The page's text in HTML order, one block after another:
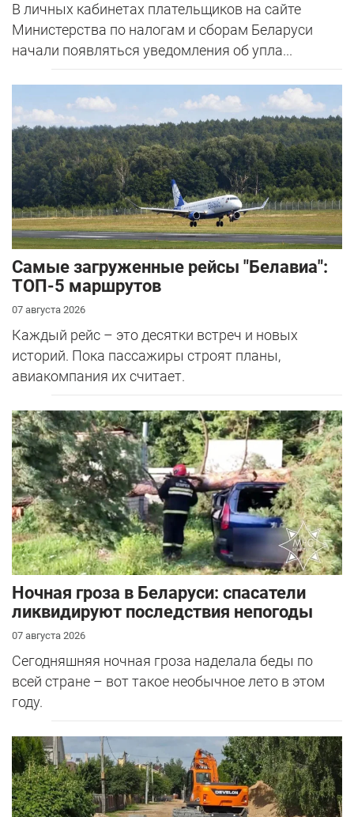
В личных кабинетах плательщиков на сайте
Министерства по налогам и сборам Беларуси
начали появляться уведомления об упла...
Самые загруженные рейсы "Белавиа":
ТОП-5 маршрутов
07 августа 2026
Каждый рейс – это десятки встреч и новых
историй. Пока пассажиры строят планы,
авиакомпания их считает.
Ночная гроза в Беларуси: спасатели
ликвидируют последствия непогоды
07 августа 2026
Сегодняшняя ночная гроза наделала беды по
всей стране – вот такое необычное лето в этом
году.